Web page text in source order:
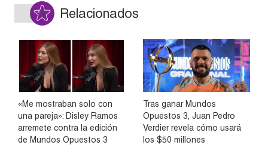
Relacionados
«Me mostraban solo con
una pareja»: Disley Ramos
arremete contra la edición
de Mundos Opuestos 3
Tras ganar Mundos
Opuestos 3, Juan Pedro
Verdier revela cómo usará
los $50 millones